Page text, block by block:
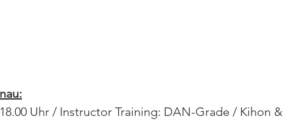
Uhr / Instructor Training: DAN-Grade / Kihon &